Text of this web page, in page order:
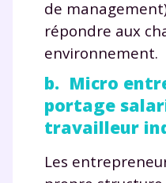
de
répondre aux
environnement.
b. Micro
portage
travailleur
Les
Testez
pendant
plateforme
scolaire !
Fiches de
corrigés,
Unespace